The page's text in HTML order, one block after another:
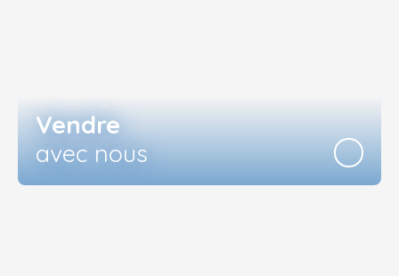
Vendre
avec nous